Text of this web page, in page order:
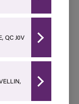
QC J0V